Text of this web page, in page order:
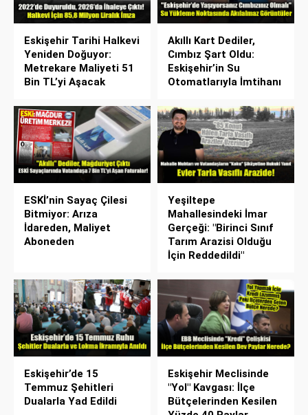
Eskişehir Tarihi Halkevi
Yeniden Doğuyor:
Metrekare Maliyeti 51
Bin TL’yi Aşacak
Akıllı Kart Dediler,
Cımbız Şart Oldu:
Eskişehir’in Su
Otomatlarıyla İmtihanı
ESKİ’nin Sayaç Çilesi
Bitmiyor: Arıza
İdareden, Maliyet
Aboneden
Yeşiltepe
Mahallesindeki İmar
Gerçeği: "Birinci Sınıf
Tarım Arazisi Olduğu
İçin Reddedildi"
Eskişehir’de 15
Temmuz Şehitleri
Dualarla Yad Edildi
Eskişehir Meclisinde
"Yol" Kavgası: İlçe
Bütçelerinden Kesilen